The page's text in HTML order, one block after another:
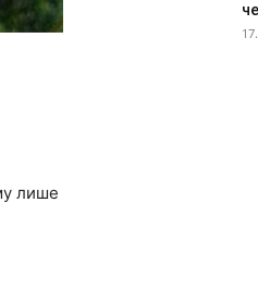
лише